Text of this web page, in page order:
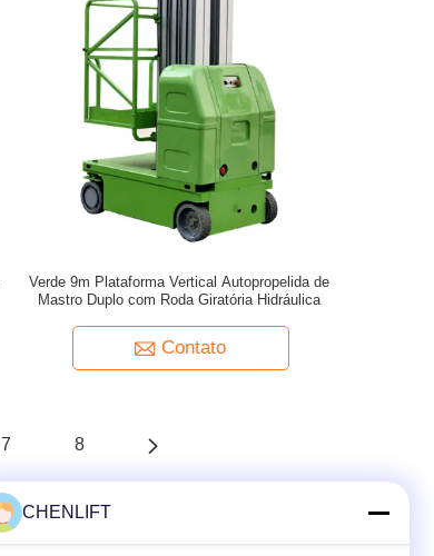
Verde 9m Plataforma Vertical Autopropelida de
Mastro Duplo com Roda Giratória Hidráulica
Contato
7 8
CHENLIFT